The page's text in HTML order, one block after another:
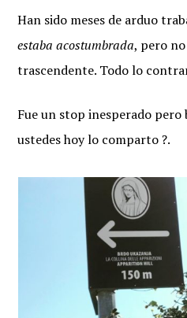
Han sido meses de arduo
estaba acostumbrada, pero
trascendente. Todo lo
Fue un stop inesperado
ustedes hoy lo comparto ?.